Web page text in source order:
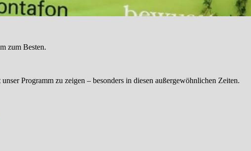
zum Besten.
Programm zu zeigen – besonders in diesen außergewöhnlichen Zeiten.